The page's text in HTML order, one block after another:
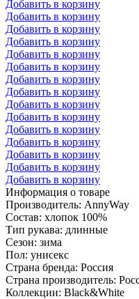
Добавить в корзину
Добавить в корзину
Добавить в корзину
Добавить в корзину
Добавить в корзину
Добавить в корзину
Добавить в корзину
Добавить в корзину
Добавить в корзину
Добавить в корзину
Добавить в корзину
Добавить в корзину
Добавить в корзину
Добавить в корзину
Добавить в корзину
Информация о товаре
Производитель: AnnyWay
Состав: хлопок 100%
Тип рукава: длинные
Сезон: зима
Пол: унисекс
Страна бренда: Россия
Страна производитель:
Коллекции: Black&White